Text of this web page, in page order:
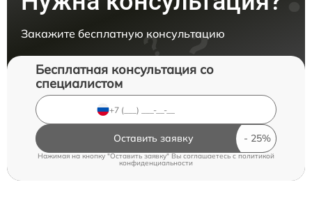
Закажите бесплатную консультацию
Бесплатная консультация со
специалистом
Оставить заявку
Нажимая на кнопку "Оставить заявку" Вы соглашаетесь cполитикой
конфиденциальности